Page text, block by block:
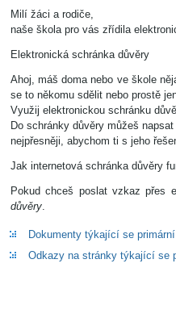
Milí žáci a rodiče,
naše škola pro vás zřídila
Elektronická schránka důvěry
Ahoj, máš doma nebo ve škole
se to někomu sdělit nebo prostě
Využij elektronickou schránku
Do schránky důvěry můžeš
nejpřesněji, abychom ti s jeho
Jak internetová schránka důvěry
Pokud chceš poslat vzkaz přes
důvěry.
Dokumenty týkající se
Odkazy na stránky týkající se